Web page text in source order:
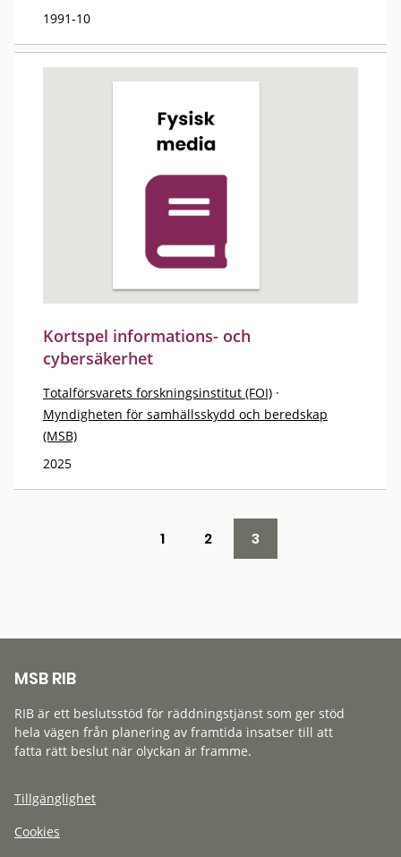
1991-10
Kortspel informations- och
cybersäkerhet
Totalförsvarets forskningsinstitut (FOI) ·
Myndigheten för samhällsskydd och beredskap
(MSB)
2025
1 2 3
MSB RIB
RIB är ett beslutsstöd för räddningstjänst som ger stöd
hela vägen från planering av framtida insatser till att
fatta rätt beslut när olyckan är framme.
Tillgänglighet
Cookies